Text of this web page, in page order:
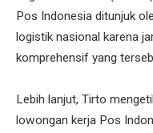
Pos Indonesia ditunjuk
logistik nasional karena
komprehensif yang
Lebih lanjut, Tirto
lowongan kerja Pos